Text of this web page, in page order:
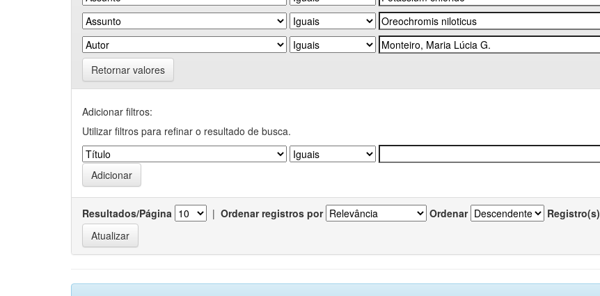
Retornar valores
Adicionar filtros:
Utilizar filtros para refinar o resultado de busca.
Resultados/Página | Ordenar registros por Ordenar Registro(s)